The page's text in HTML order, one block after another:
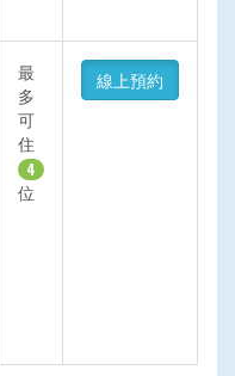
最
多
可
住
4
位
線上預約